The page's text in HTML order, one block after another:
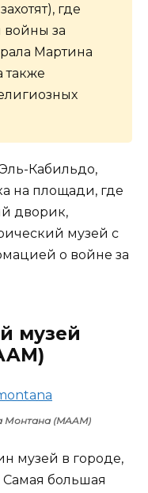
где
войны за
Мартина
также
Кабильдо,
на площади, где
дворик,
музей с
о войне за
музей
Монтана (MAAM)
музей в городе,
Самая большая